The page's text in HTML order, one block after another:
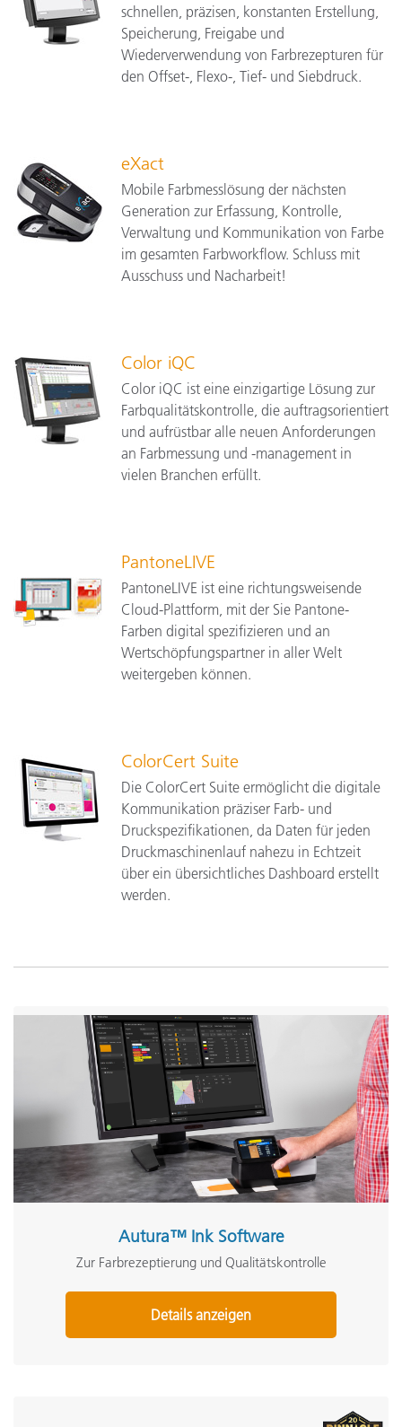
schnellen, präzisen, konstanten Erstellung,
Speicherung, Freigabe und
Wiederverwendung von Farbrezepturen für
den Offset-, Flexo-, Tief- und Siebdruck.
eXact
Mobile Farbmesslösung der nächsten
Generation zur Erfassung, Kontrolle,
Verwaltung und Kommunikation von Farbe
im gesamten Farbworkflow. Schluss mit
Ausschuss und Nacharbeit!
Color iQC
Color iQC ist eine einzigartige Lösung zur
Farbqualitätskontrolle, die auftragsorientiert
und aufrüstbar alle neuen Anforderungen
an Farbmessung und -management in
vielen Branchen erfüllt.
PantoneLIVE
PantoneLIVE ist eine richtungsweisende
Cloud-Plattform, mit der Sie Pantone-
Farben digital spezifizieren und an
Wertschöpfungspartner in aller Welt
weitergeben können.
ColorCert Suite
Die ColorCert Suite ermöglicht die digitale
Kommunikation präziser Farb- und
Druckspezifikationen, da Daten für jeden
Druckmaschinenlauf nahezu in Echtzeit
über ein übersichtliches Dashboard erstellt
werden.
Autura™ Ink Software
Zur Farbrezeptierung und Qualitätskontrolle
Details anzeigen